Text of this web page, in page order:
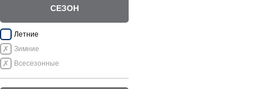
СЕЗОН
Летние
Зимние
Всесезонные